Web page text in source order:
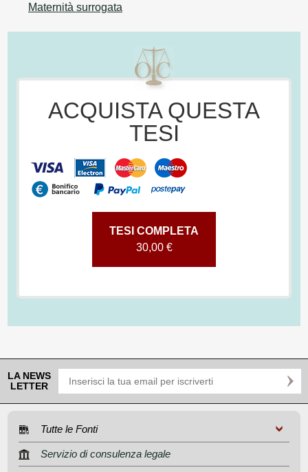
Maternità surrogata
ACQUISTA QUESTA
TESI
TESI COMPLETA
30,00 €
LA NEWS
LETTER
Tutte le Fonti
Servizio di consulenza legale